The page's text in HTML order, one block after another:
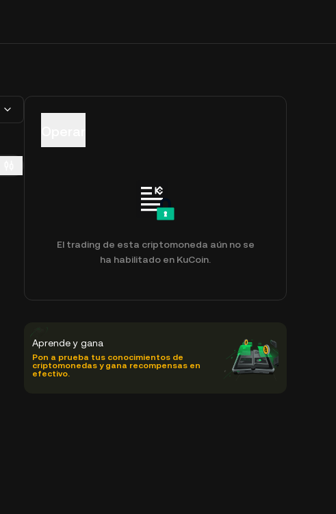
El trading de esta criptomoneda aún no se
ha habilitado en KuCoin.
Aprende y gana
Pon a prueba tus conocimientos de
criptomonedas y gana recompensas en
efectivo.